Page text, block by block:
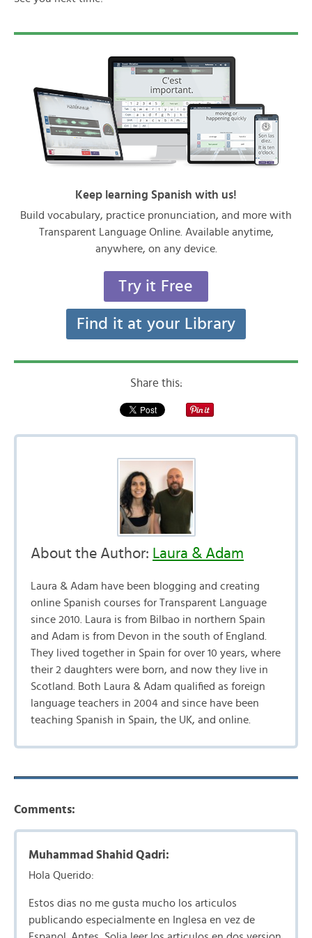
Keep learning Spanish with us!
Build vocabulary, practice pronunciation, and more with
Transparent Language Online. Available anytime,
anywhere, on any device.
Try it Free
Find it at your Library
Share this:
About the Author: Laura & Adam
Laura & Adam have been blogging and creating
online Spanish courses for Transparent Language
since 2010. Laura is from Bilbao in northern Spain
and Adam is from Devon in the south of England.
They lived together in Spain for over 10 years, where
their 2 daughters were born, and now they live in
Scotland. Both Laura & Adam qualified as foreign
language teachers in 2004 and since have been
teaching Spanish in Spain, the UK, and online.
Comments:
Muhammad Shahid Qadri:
Hola Querido:
Estos dias no me gusta mucho los articulos
publicando especialmente en Inglesa en vez de